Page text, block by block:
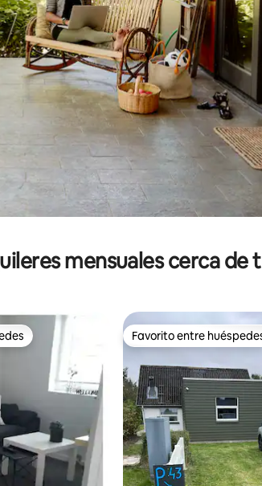
mensuales cerca de
reseñas
Favorito entre
Favorito entre